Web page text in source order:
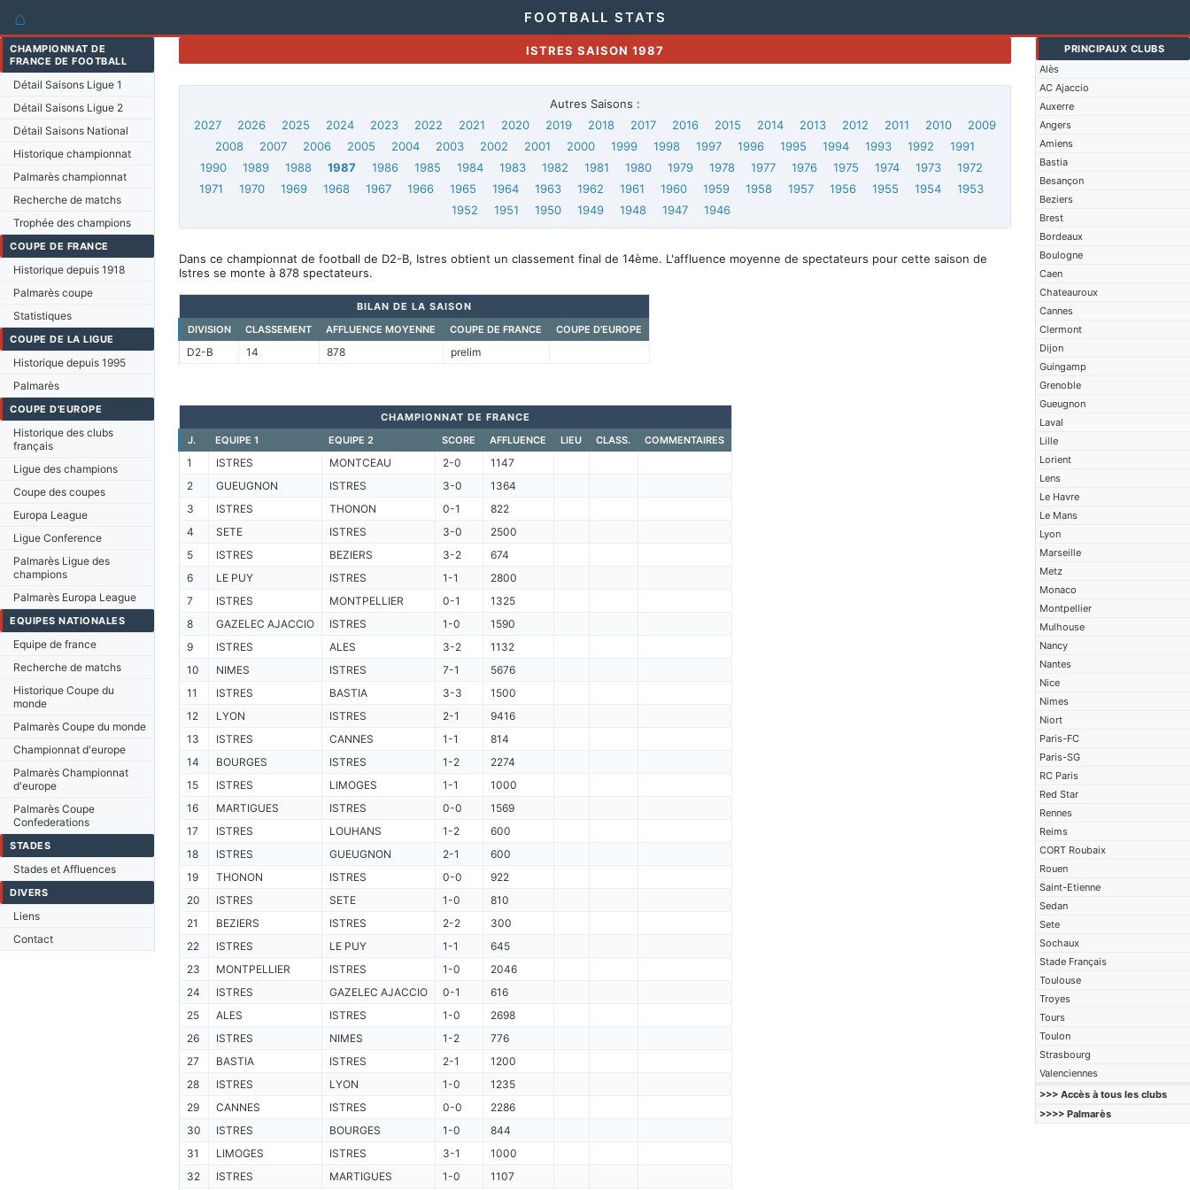
⌂ FOOTBALL STATS
CHAMPIONNAT DE
FRANCE DE FOOTBALL
Détail Saisons Ligue 1
Détail Saisons Ligue 2
Détail Saisons National
Historique championnat
Palmarès championnat
Recherche de matchs
Trophée des champions
COUPE DE FRANCE
Historique depuis 1918
Palmarès coupe
Statistiques
COUPE DE LA LIGUE
Historique depuis 1995
Palmarès
COUPE D'EUROPE
Historique des clubs
français
Ligue des champions
Coupe des coupes
Europa League
Ligue Conference
Palmarès Ligue des
champions
Palmarès Europa League
EQUIPES NATIONALES
Equipe de france
Recherche de matchs
Historique Coupe du
monde
Palmarès Coupe du monde
Championnat d'europe
Palmarès Championnat
d'europe
Palmarès Coupe
Confederations
STADES
Stades et Affluences
DIVERS
Liens
Contact
PRINCIPAUX CLUBS
Alès
AC Ajaccio
Auxerre
Angers
Amiens
Bastia
Besançon
Beziers
Brest
Bordeaux
Boulogne
Caen
Chateauroux
Cannes
Clermont
Dijon
Guingamp
Grenoble
Gueugnon
Laval
Lille
Lorient
Lens
Le Havre
Le Mans
Lyon
Marseille
Metz
Monaco
Montpellier
Mulhouse
Nancy
Nantes
Nice
Nimes
Niort
Paris-FC
Paris-SG
RC Paris
Red Star
Rennes
Reims
CORT Roubaix
Rouen
Saint-Etienne
Sedan
Sete
Sochaux
Stade Français
Toulouse
Troyes
Tours
Toulon
Strasbourg
Valenciennes
>>> Accès à tous les clubs
>>>> Palmarès
ISTRES SAISON 1987
Autres Saisons :
2027
2026 2025 2024 2023 2022 2021 2020 2019 2018 2017 2016 2015 2014 2013 2012 2011 2010
2009
2008
2007 2006 2005 2004 2003 2002 2001 2000 1999 1998 1997 1996 1995 1994 1993 1992
1991
1990
1989 1988 1987 1986 1985 1984 1983 1982 1981 1980 1979 1978 1977 1976 1975 1974 1973
1972
1971
1970 1969 1968 1967 1966 1965 1964 1963 1962 1961 1960 1959 1958 1957 1956 1955 1954
1953
1952
1951 1950 1949 1948 1947 1946
Dans ce championnat de football de D2-B, Istres obtient un classement final de 14ème. L'affluence moyenne de spectateurs pour cette saison de
Istres se monte à 878 spectateurs.
BILAN DE LA SAISON
DIVISION
CLASSEMENT AFFLUENCE MOYENNE COUPE DE FRANCE COUPE D'EUROPE
D2-B 14 878 prelim
CHAMPIONNAT DE FRANCE
J.
EQUIPE 1 EQUIPE 2 SCORE AFFLUENCE LIEU CLASS. COMMENTAIRES
1 ISTRES MONTCEAU 2-0
1147
2
GUEUGNON ISTRES 3-0
1364
3
ISTRES THONON 0-1
822
4
SETE ISTRES 3-0
2500
5
ISTRES BEZIERS 3-2
674
6
LE PUY ISTRES 1-1
2800
7
ISTRES MONTPELLIER 0-1
1325
8
GAZELEC AJACCIO ISTRES 1-0
1590
9
ISTRES ALES 3-2
1132
10
NIMES ISTRES 7-1
5676
11
ISTRES BASTIA 3-3
1500
12
LYON ISTRES 2-1
9416
13
ISTRES CANNES 1-1
814
14
BOURGES ISTRES 1-2
2274
15
ISTRES LIMOGES 1-1
1000
16
MARTIGUES ISTRES 0-0
1569
17
ISTRES LOUHANS 1-2
600
18
ISTRES GUEUGNON 2-1
600
19
THONON ISTRES 0-0
922
20
ISTRES SETE 1-0
810
21
BEZIERS ISTRES 2-2
300
22
ISTRES LE PUY 1-1
645
23
MONTPELLIER ISTRES 1-0
2046
24
ISTRES GAZELEC AJACCIO 0-1
616
25
ALES ISTRES 1-0
2698
26
ISTRES NIMES 1-2
776
27
BASTIA ISTRES 2-1
1200
28
ISTRES LYON 1-0
1235
29
CANNES ISTRES 0-0
2286
30
ISTRES BOURGES 1-0
844
31
LIMOGES ISTRES 3-1
1000
32
ISTRES MARTIGUES 1-0 1107